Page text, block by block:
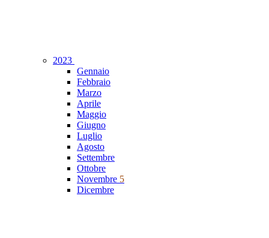
2023
Gennaio
Febbraio
Marzo
Aprile
Maggio
Giugno
Luglio
Agosto
Settembre
Ottobre
Novembre 5
Dicembre